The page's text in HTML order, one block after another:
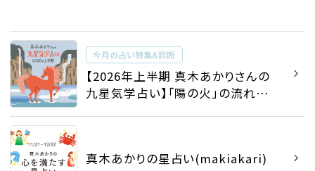
今月の占い特集＆診断
【2026年上半期 真木あかりさんの
九星気学占い】「陽の火」の流れに
真木あかりの星占い(makiakari)